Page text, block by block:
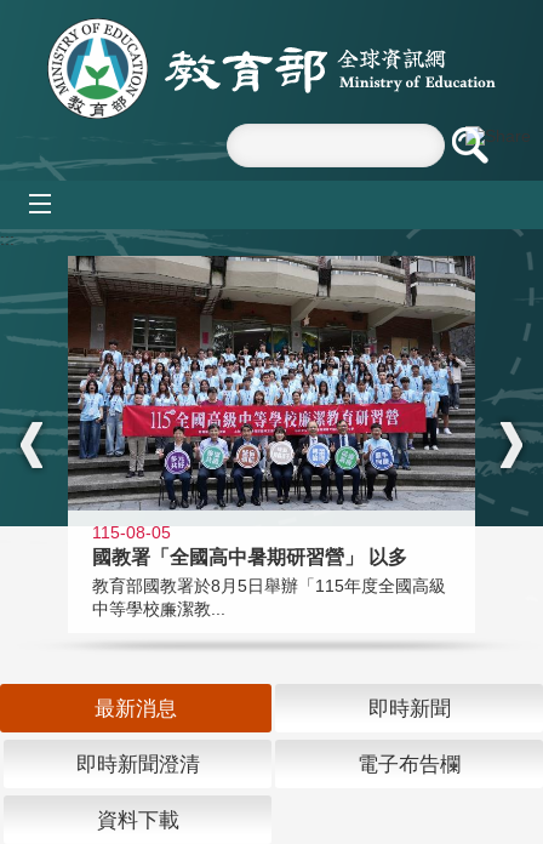
跳到主要內容區塊
:::
115-08-05
國教署「全國高中暑期研習營」 以多
教育部國教署於8月5日舉辦「115年度全國高級
中等學校廉潔教...
最新消息 即時新聞
即時新聞澄清 電子布告欄
資料下載